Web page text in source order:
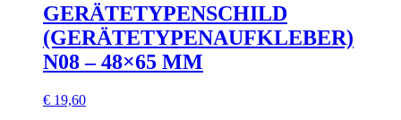
GERÄTETYPENSCHILD
(GERÄTETYPENAUFKLEBER)
N08 – 48×65 MM
€ 19,60